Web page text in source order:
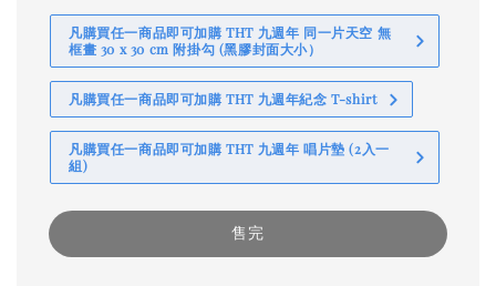
凡購買任一商品即可加購 THT 九週年 同一片天空 無
框畫 30 x 30 cm 附掛勾 (黑膠封面大小）
凡購買任一商品即可加購 THT 九週年紀念 T-shirt
凡購買任一商品即可加購 THT 九週年 唱片墊 (2入一
組)
售完